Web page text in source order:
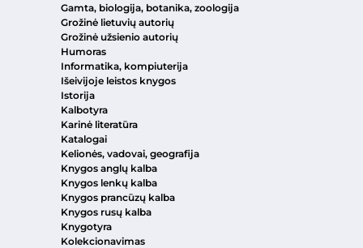
Gamta, biologija, botanika, zoologija
Grožinė lietuvių autorių
Grožinė užsienio autorių
Humoras
Informatika, kompiuterija
Išeivijoje leistos knygos
Istorija
Kalbotyra
Karinė literatūra
Katalogai
Kelionės, vadovai, geografija
Knygos anglų kalba
Knygos lenkų kalba
Knygos prancūzų kalba
Knygos rusų kalba
Knygotyra
Kolekcionavimas